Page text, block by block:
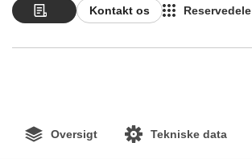
Kontakt os Reservedele
Oversigt Tekniske data